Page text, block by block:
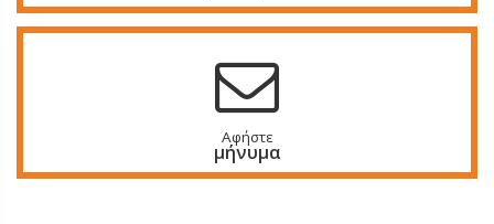
Αφήστε
μήνυμα